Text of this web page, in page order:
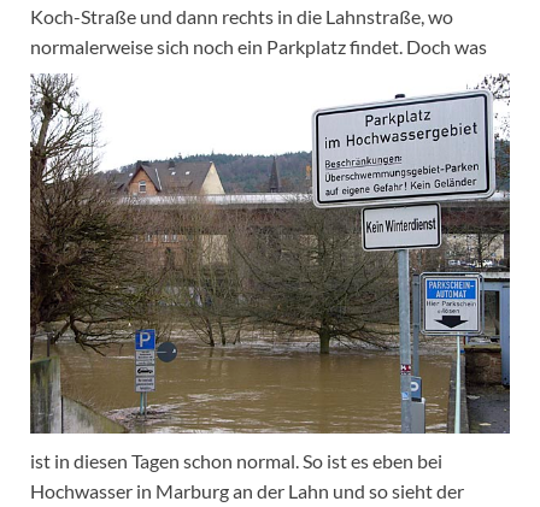
Koch-Straße und dann rechts in die Lahnstraße, wo
normalerweise sich noch ein Parkplatz findet. Doch was
ist in diesen Tagen schon normal. So ist es eben bei
Hochwasser in Marburg an der Lahn und so sieht der